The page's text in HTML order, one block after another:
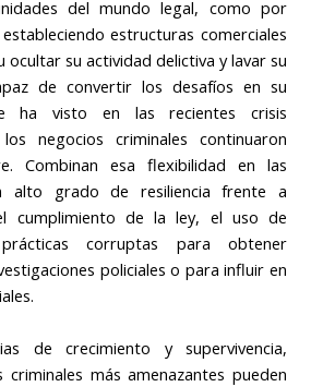
del mundo legal, como por
estructuras comerciales
ocultar su actividad delictiva y lavar su
de convertir los desafíos en su
ha visto en las recientes crisis
negocios criminales continuaron
Combinan esa flexibilidad en las
alto grado de resiliencia frente a
cumplimiento de la ley, el uso de
corruptas para obtener
policiales o para influir en
de crecimiento y supervivencia,
más amenazantes pueden